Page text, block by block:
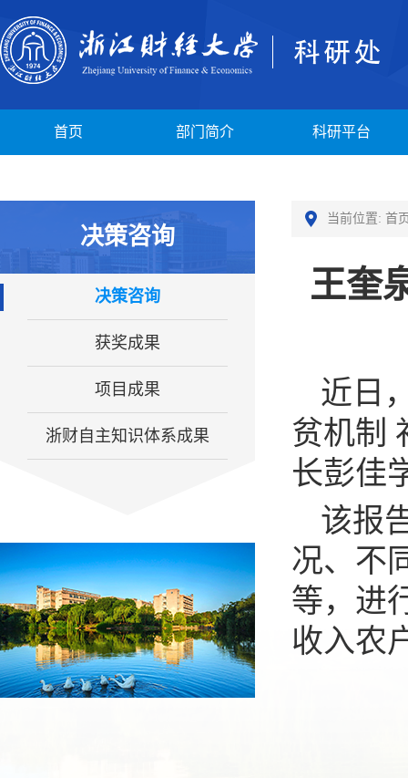
首页 部门简介 科研平台
决策咨询
决策咨询
获奖成果
项目成果
浙财自主知识体系成果
当前位置: 首
王奎
近日
贫机制
长彭佳
该报
况、不
等，进
收入农